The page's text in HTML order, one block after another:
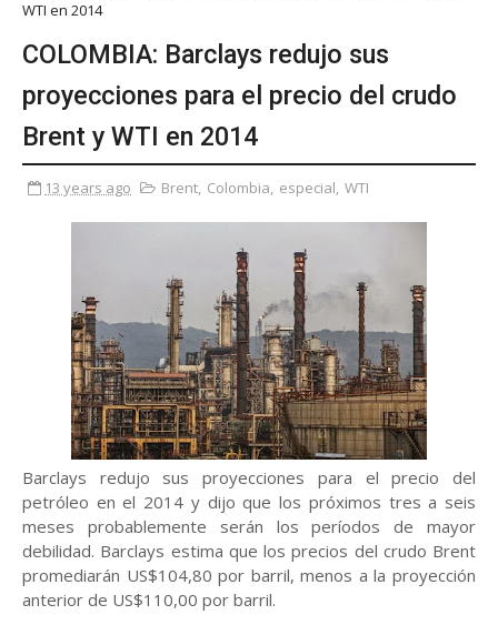
WTI en 2014
COLOMBIA: Barclays redujo sus
proyecciones para el precio del crudo
Brent y WTI en 2014
13 years ago Brent, Colombia, especial, WTI
Barclays redujo sus proyecciones para el precio del
petróleo en el 2014 y dijo que los próximos tres a seis
meses probablemente serán los períodos de mayor
debilidad. Barclays estima que los precios del crudo Brent
promediarán US$104,80 por barril, menos a la proyección
anterior de US$110,00 por barril.